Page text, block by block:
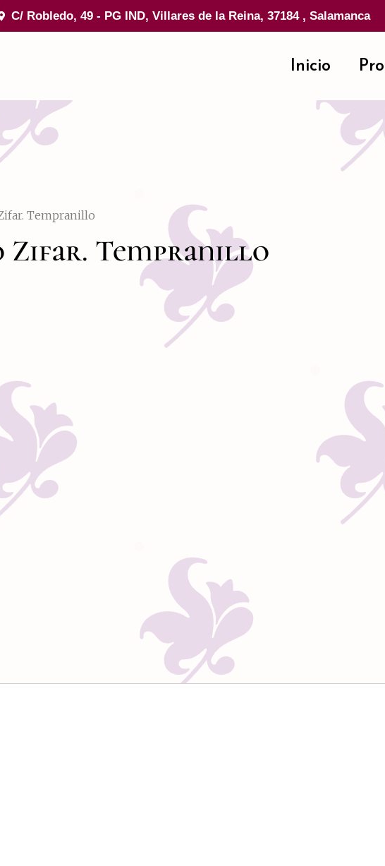
C/ Robledo, 49 - PG IND, Villares de la Reina, 37184 , Salamanca
Inicio
Tempranillo
Zifar. Tempranillo